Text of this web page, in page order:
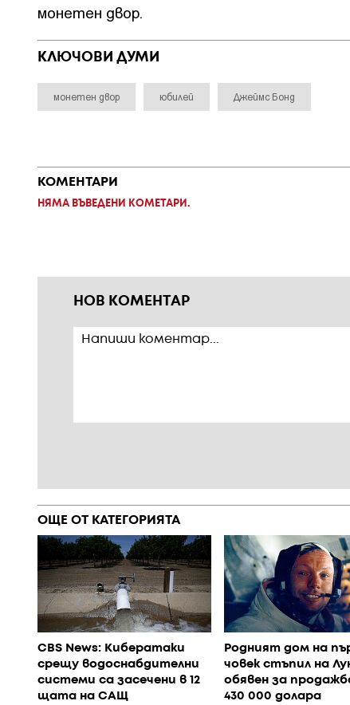
монетен двор.
КЛЮЧОВИ ДУМИ
монетен двор юбилей Джеймс Бонд
КОМЕНТАРИ
НЯМА ВЪВЕДЕНИ КОМЕТАРИ.
НОВ КОМЕНТАР
ОЩЕ ОТ КАТЕГОРИЯТА
CBS News: Кибератаки
срещу водоснабдителни
системи са засечени в 12
щата на САЩ
Родният дом на
човек стъпил на
обявен за
430 000 долара